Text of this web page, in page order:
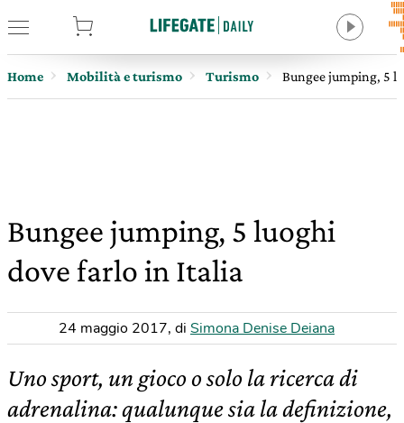
Home Mobilità e turismo Turismo Bungee jumping, 5
Bungee jumping, 5 luoghi
dove farlo in Italia
24 maggio 2017, di Simona Denise Deiana
Uno sport, un gioco o solo la ricerca di
adrenalina: qualunque sia la definizione,